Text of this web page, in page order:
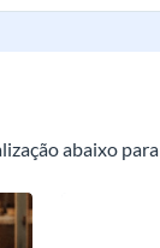
abaixo